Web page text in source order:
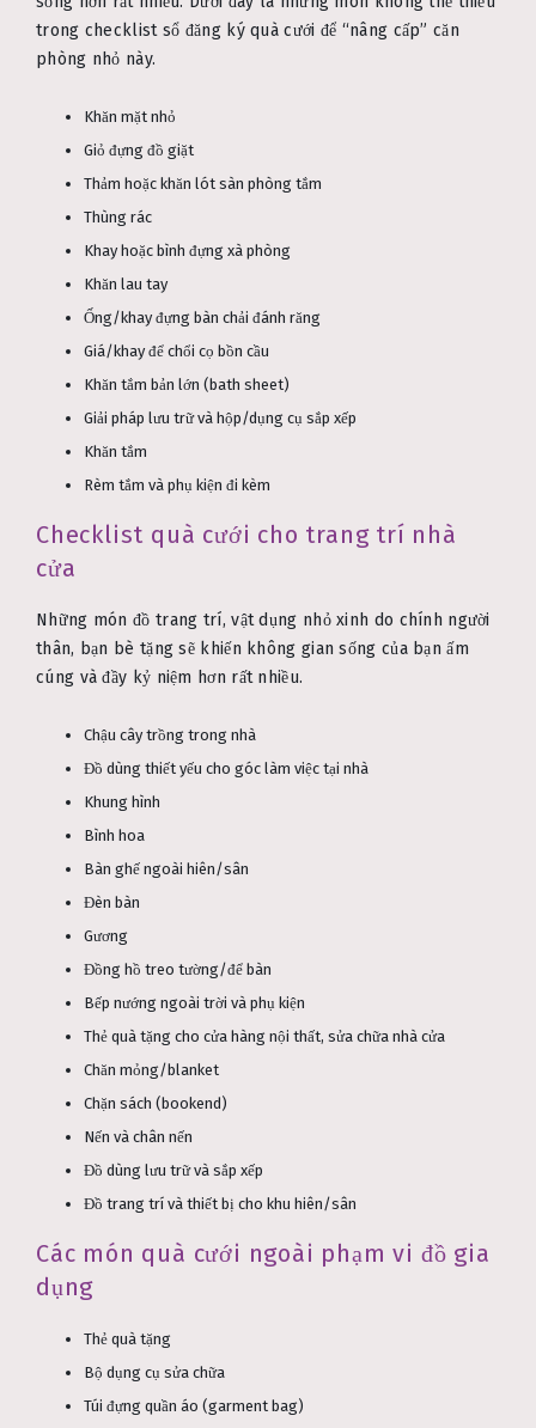
trong checklist sổ đăng ký quà cưới để “nâng cấp” căn
phòng nhỏ này.
Khăn mặt nhỏ
Giỏ đựng đồ giặt
Thảm hoặc khăn lót sàn phòng tắm
Thùng rác
Khay hoặc bình đựng xà phòng
Khăn lau tay
Ống/khay đựng bàn chải đánh răng
Giá/khay để chổi cọ bồn cầu
Khăn tắm bản lớn (bath sheet)
Giải pháp lưu trữ và hộp/dụng cụ sắp xếp
Khăn tắm
Rèm tắm và phụ kiện đi kèm
Checklist quà cưới cho trang trí nhà
cửa
Những món đồ trang trí, vật dụng nhỏ xinh do chính người
thân, bạn bè tặng sẽ khiến không gian sống của bạn ấm
cúng và đầy kỷ niệm hơn rất nhiều.
Chậu cây trồng trong nhà
Đồ dùng thiết yếu cho góc làm việc tại nhà
Khung hình
Bình hoa
Bàn ghế ngoài hiên/sân
Đèn bàn
Gương
Đồng hồ treo tường/để bàn
Bếp nướng ngoài trời và phụ kiện
Thẻ quà tặng cho cửa hàng nội thất, sửa chữa nhà cửa
Chăn mỏng/blanket
Chặn sách (bookend)
Nến và chân nến
Đồ dùng lưu trữ và sắp xếp
Đồ trang trí và thiết bị cho khu hiên/sân
Các món quà cưới ngoài phạm vi đồ gia
dụng
Thẻ quà tặng
Bộ dụng cụ sửa chữa
Túi đựng quần áo (garment bag)